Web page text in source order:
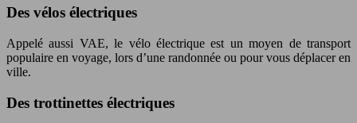
Des vélos électriques
Appelé aussi VAE, le vélo électrique est un moyen de transport
populaire en voyage, lors d’une randonnée ou pour vous déplacer en
ville.
Des trottinettes électriques